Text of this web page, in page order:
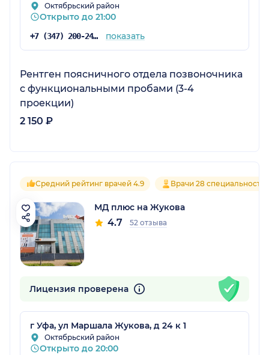
Октябрьский район
Открыто до 21:00
+7 (347) 200-24-71 показать
Рентген поясничного отдела позвоночника
с функциональными пробами (3-4
проекции)
2 150 ₽
Средний рейтинг врачей 4.9 Врачи 28
МД плюс на Жукова
4.7 52 отзыва
Лицензия проверена
г Уфа, ул Маршала Жукова, д 24 к 1
Октябрьский район
Открыто до 20:00